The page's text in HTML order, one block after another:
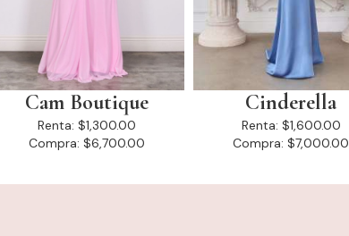
Cam Boutique
Renta: $1,300.00
Compra: $6,700.00
Cinderella
Renta: $1,600.00
Compra: $7,000.00